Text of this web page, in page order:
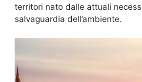
territori nato dalle attuali
salvaguardia dell’ambiente.